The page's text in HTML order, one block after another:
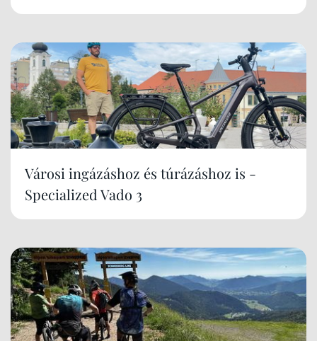
Városi ingázáshoz és túrázáshoz is -
Specialized Vado 3